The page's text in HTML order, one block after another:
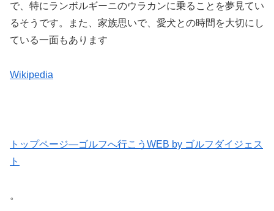
で、特にランボルギーニのウラカンに乗ることを夢見てい
るそうです。また、家族思いで、愛犬との時間を大切にし
ている一面もあります​
Wikipedia
トップページ—ゴルフへ行こうWEB by ゴルフダイジェス
ト
。